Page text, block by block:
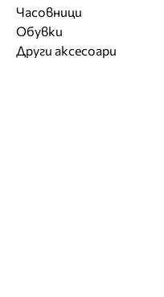
Часовници
Обувки
Други аксесоари